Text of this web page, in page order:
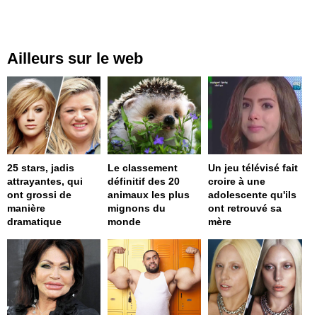
Ailleurs sur le web
25 stars, jadis
attrayantes, qui
ont grossi de
manière
dramatique
Le classement
définitif des 20
animaux les plus
mignons du
monde
Un jeu télévisé fait
croire à une
adolescente qu'ils
ont retrouvé sa
mère